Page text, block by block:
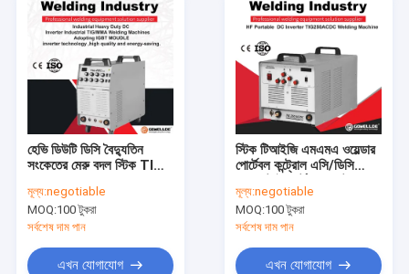
হেভি ডিউটি ​​ডিসি বৈদ্যুতিন
সংকেতের মেরু বদল স্টিক TIG
Moudle শিল্প TIG বৈদ্যুতিন
সংকেতের মেরু বদল ওয়েল্ডার
মূল্য:negotiable
MOQ:100 টুকরা
সর্বশেষ দাম পান
এখন যোগাযোগ
স্টিক টিআইজি এমএমএ ওয়েল্ডার
পোর্টেবল কন্ট্রোল এসি/ডিসি
পোর্টেবল টিআইজি মেশিন ওয়েল্ডিং
সরঞ্জাম
মূল্য:negotiable
MOQ:100 টুকরা
সর্বশেষ দাম পান
এখন যোগাযোগ